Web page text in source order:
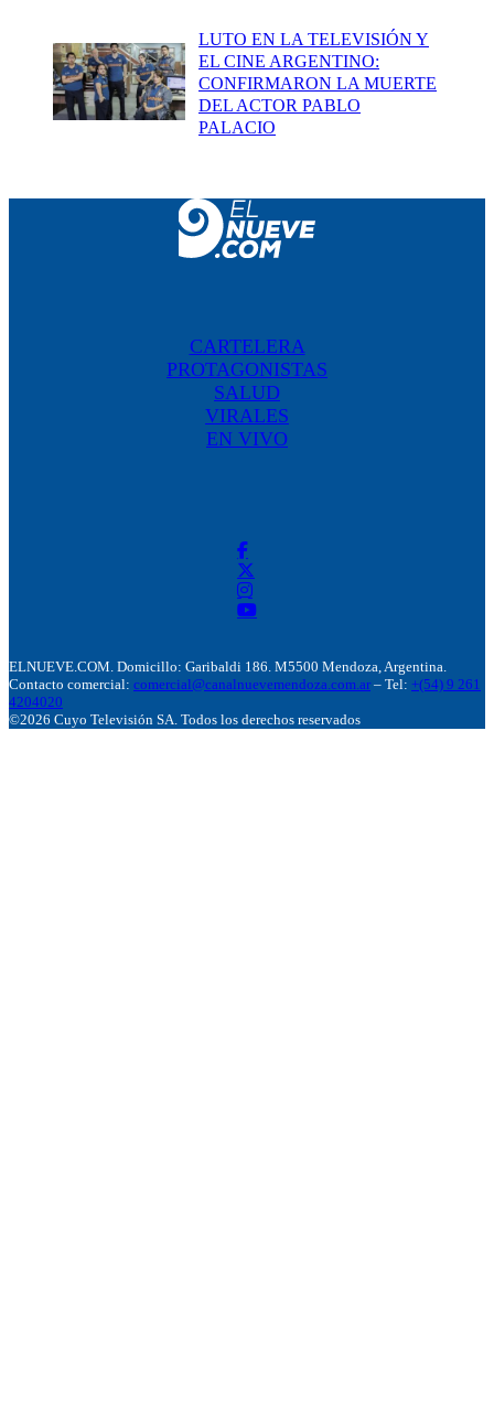
LUTO EN LA TELEVISIÓN Y
EL CINE ARGENTINO:
CONFIRMARON LA MUERTE
DEL ACTOR PABLO
PALACIO
CARTELERA
PROTAGONISTAS
SALUD
VIRALES
EN VIVO
ELNUEVE.COM. Domicillo: Garibaldi 186. M5500 Mendoza, Argentina.
Contacto comercial: comercial@canalnuevemendoza.com.ar – Tel: +(54) 9 261
4204020
©2026 Cuyo Televisión SA. Todos los derechos reservados